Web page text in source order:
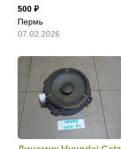
500
Пермь
07.02.2026